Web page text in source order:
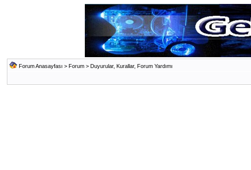
Forum Anasayfası > Forum> Duyurular, Kurallar, Forum Yardımı